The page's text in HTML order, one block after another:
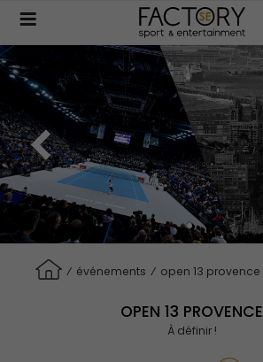
contenu
principal
⁄ événements ⁄ open 13 provence
OPEN 13 PROVENCE
À définir !